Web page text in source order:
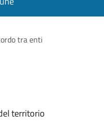
tra enti
territorio